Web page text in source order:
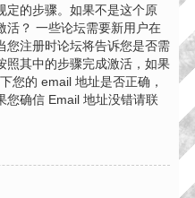
定的步骤。如果不是这个原
活？ 一些论坛需要新用户在
您注册时论坛将告诉您是否需
照其中的步骤完成激活，如果
您的 email 地址是否正确，
您确信 Email 地址没错请联